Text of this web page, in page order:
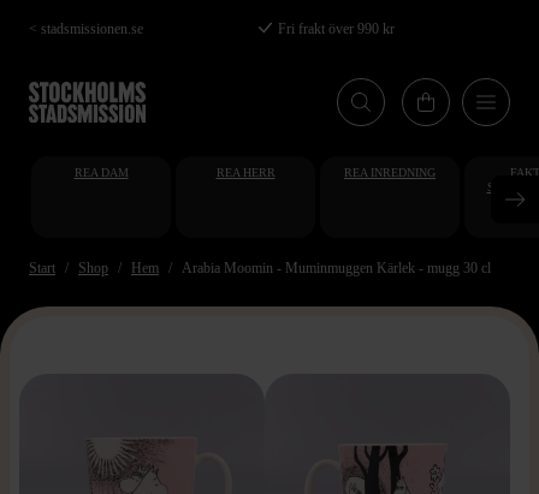
Hoppa
till
huvudinnehåll
< stadsmissionen.se Fri frakt över 990 kr
REA DAM REA HERR REA INREDNING
Start Shop Hem Arabia Moomin - Muminmuggen Kärlek - mugg 30 cl